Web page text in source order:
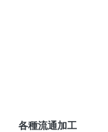
各種流通加工